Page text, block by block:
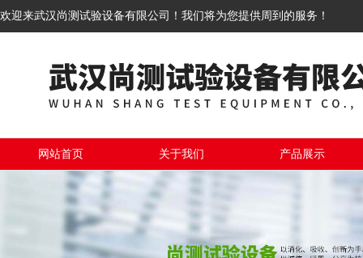
欢迎来武汉尚测试验设备有限公司！我们将为您提供周到的服务！
网站首页 关于我们 产品展示